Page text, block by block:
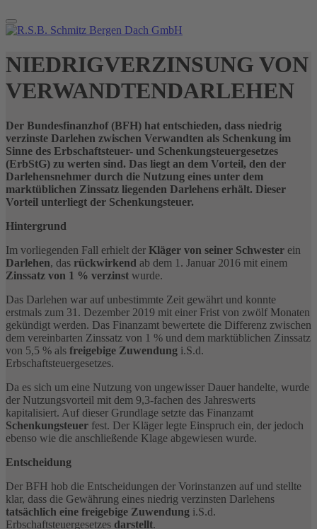
NIEDRIGVERZINSUNG VON
VERWANDTENDARLEHEN
Der Bundesfinanzhof (BFH) hat entschieden, dass niedrig
verzinste Darlehen zwischen Verwandten als Schenkung im
Sinne des Erbschaftsteuer- und Schenkungsteuergesetzes
(ErbStG) zu werten sind. Das liegt an dem Vorteil, den der
Darlehensnehmer durch die Nutzung eines unter dem
marktüblichen Zinssatz liegenden Darlehens erhält. Dieser
Vorteil unterliegt der Schenkungsteuer.
Hintergrund
Im vorliegenden Fall erhielt der Kläger von seiner Schwester ein
Darlehen, das rückwirkend ab dem 1. Januar 2016 mit einem
Zinssatz von 1 % verzinst wurde.
Das Darlehen war auf unbestimmte Zeit gewährt und konnte
erstmals zum 31. Dezember 2019 mit einer Frist von zwölf Monaten
gekündigt werden. Das Finanzamt bewertete die Differenz zwischen
dem vereinbarten Zinssatz von 1 % und dem marktüblichen Zinssatz
von 5,5 % als freigebige Zuwendung i.S.d.
Erbschaftsteuergesetzes.
Da es sich um eine Nutzung von ungewisser Dauer handelte, wurde
der Nutzungsvorteil mit dem 9,3-fachen des Jahreswerts
kapitalisiert. Auf dieser Grundlage setzte das Finanzamt
Schenkungsteuer fest. Der Kläger legte Einspruch ein, der jedoch
ebenso wie die anschließende Klage abgewiesen wurde.
Entscheidung
Der BFH hob die Entscheidungen der Vorinstanzen auf und stellte
klar, dass die Gewährung eines niedrig verzinsten Darlehens
tatsächlich eine freigebige Zuwendung i.S.d.
Erbschaftsteuergesetzes darstellt.